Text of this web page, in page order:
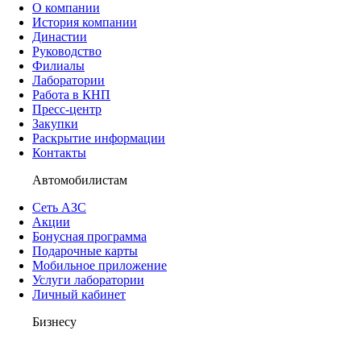
О компании
История компании
Династии
Руководство
Филиалы
Лаборатории
Работа в КНП
Пресс-центр
Закупки
Раскрытие информации
Контакты
Автомобилистам
Сеть АЗС
Акции
Бонусная программа
Подарочные карты
Мобильное приложение
Услуги лаборатории
Личный кабинет
Бизнесу